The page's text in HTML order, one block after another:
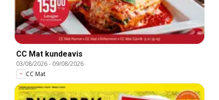
CC Mat kundeavis
03/08/2026- 09/08/2026
CC Mat